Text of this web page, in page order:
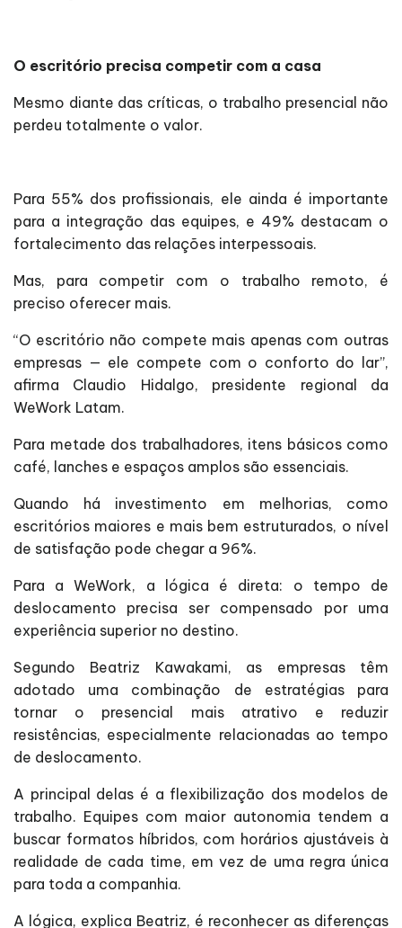
O escritório precisa competir com a casa
Mesmo diante das críticas, o trabalho presencial não
perdeu totalmente o valor.
Para 55% dos profissionais, ele ainda é importante
para a integração das equipes, e 49% destacam o
fortalecimento das relações interpessoais.
Mas, para competir com o trabalho remoto, é
preciso oferecer mais.
“O escritório não compete mais apenas com outras
empresas — ele compete com o conforto do lar”,
afirma Claudio Hidalgo, presidente regional da
WeWork Latam.
Para metade dos trabalhadores, itens básicos como
café, lanches e espaços amplos são essenciais.
Quando há investimento em melhorias, como
escritórios maiores e mais bem estruturados, o nível
de satisfação pode chegar a 96%.
Para a WeWork, a lógica é direta: o tempo de
deslocamento precisa ser compensado por uma
experiência superior no destino.
Segundo Beatriz Kawakami, as empresas têm
adotado uma combinação de estratégias para
tornar o presencial mais atrativo e reduzir
resistências, especialmente relacionadas ao tempo
de deslocamento.
A principal delas é a flexibilização dos modelos de
trabalho. Equipes com maior autonomia tendem a
buscar formatos híbridos, com horários ajustáveis à
realidade de cada time, em vez de uma regra única
para toda a companhia.
A lógica, explica Beatriz, é reconhecer as diferenças